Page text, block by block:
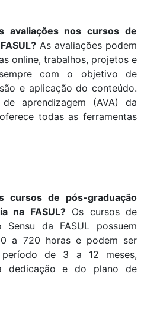
avaliações nos cursos de
As avaliações podem
online, trabalhos, projetos e
com o objetivo de
e aplicação do conteúdo.
aprendizagem (AVA) da
todas as ferramentas
cursos de pós-graduação
na FASUL?Os cursos de
Sensu da FASUL possuem
a 720 horas e podem ser
de 3 a 12 meses,
dedicação e do plano de